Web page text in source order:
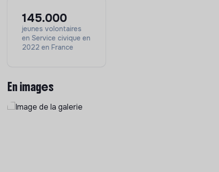
145.000
jeunes volontaires
en Service civique en
2022 en France
En images